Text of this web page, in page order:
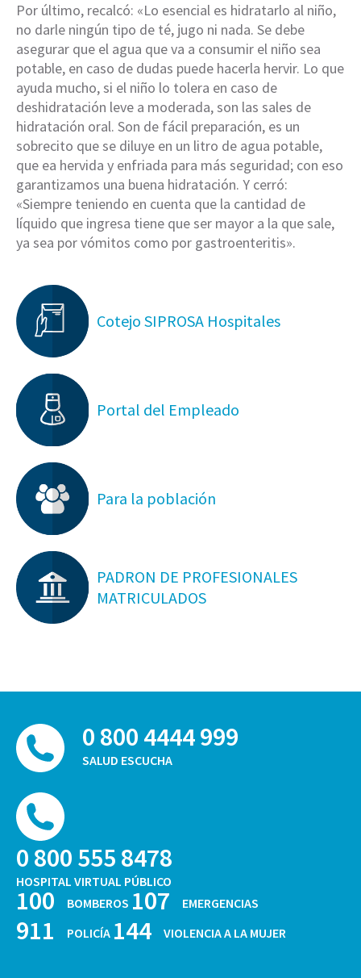
Por último, recalcó: «Lo esencial es hidratarlo al niño,
no darle ningún tipo de té, jugo ni nada. Se debe
asegurar que el agua que va a consumir el niño sea
potable, en caso de dudas puede hacerla hervir. Lo que
ayuda mucho, si el niño lo tolera en caso de
deshidratación leve a moderada, son las sales de
hidratación oral. Son de fácil preparación, es un
sobrecito que se diluye en un litro de agua potable,
que ea hervida y enfriada para más seguridad; con eso
garantizamos una buena hidratación. Y cerró:
«Siempre teniendo en cuenta que la cantidad de
líquido que ingresa tiene que ser mayor a la que sale,
ya sea por vómitos como por gastroenteritis».
Cotejo SIPROSA Hospitales
Portal del Empleado
Para la población
PADRON DE PROFESIONALES
MATRICULADOS
0 800 4444 999
SALUD ESCUCHA
0 800 555 8478
HOSPITAL VIRTUAL PÚBLICO
100 BOMBEROS 107 EMERGENCIAS
911 POLICÍA 144 VIOLENCIA A LA MUJER